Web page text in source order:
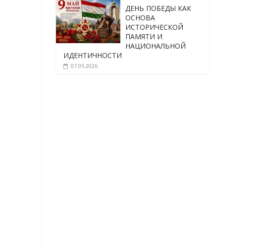
ДЕНЬ ПОБЕДЫ КАК
ОСНОВА
ИСТОРИЧЕСКОЙ
ПАМЯТИ И
НАЦИОНАЛЬНОЙ
ИДЕНТИЧНОСТИ
07.05.2026